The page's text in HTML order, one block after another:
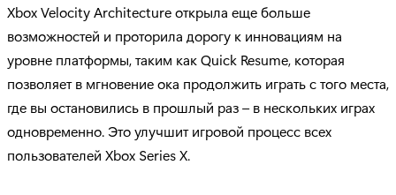
Xbox Velocity Architecture открыла еще больше
возможностей и проторила дорогу к инновациям на
уровне платформы, таким как Quick Resume, которая
позволяет в мгновение ока продолжить играть с того места,
где вы остановились в прошлый раз – в нескольких играх
одновременно. Это улучшит игровой процесс всех
пользователей Xbox Series X.